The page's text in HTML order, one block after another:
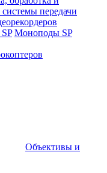
передачи
Моноподы SP
Объективы и